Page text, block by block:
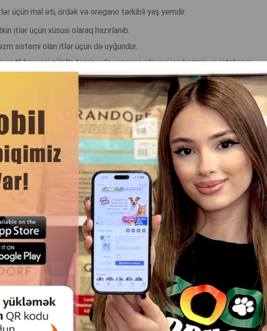
üçün mal əti, ördək və oregano tərkibli yaş yemdir.
itlər üçün xüsusi olaraq hazırlanıb.
sistemi olan itlər üçün də uyğundur.
heyvani zülalla təmin edir, oregano əlavəsi isə həzmin və iştahanın
gündəlik qidalanma üçün uyğundur və itin sağlamlığını, aktivliyini və ümumi
DAHA ÇOX OXU
Hamısını Gör
PROTECTION SUPERIOR CARE
& KRILL JUNIOR 85 Q DOVŞAN VƏ
DADLI BÜTÜN CINS IT BALALARI
ANIMONDA VOM FEINSTEN JUNIOR
KONSERVI — EV QUŞU VƏ HINDUŞKA